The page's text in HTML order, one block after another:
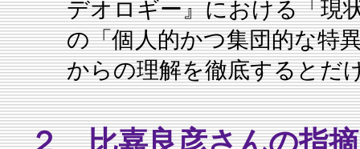
デオロギー』における「現
の「個人的かつ集団的な特
からの理解を徹底するとだ
２ 比嘉良彦さんの指摘